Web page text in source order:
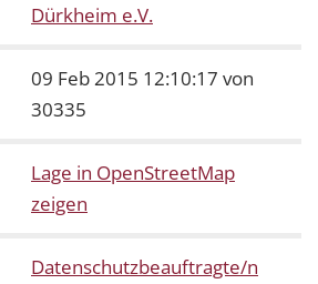
Dürkheim e.V.
09 Feb 2015 12:10:17 von
30335
Lage in OpenStreetMap
zeigen
Datenschutzbeauftragte/n